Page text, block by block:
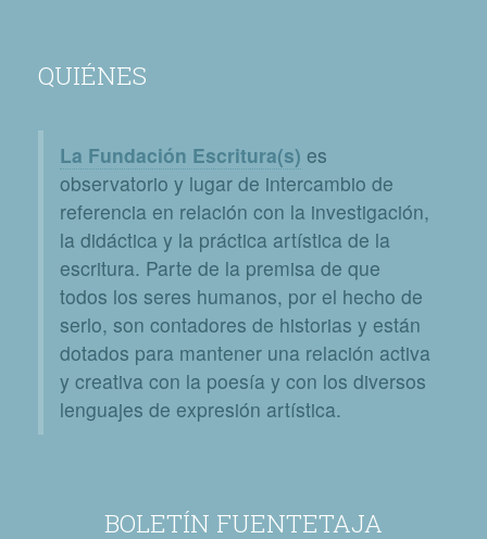
QUIÉNES
La Fundación Escritura(s) es
observatorio y lugar de intercambio de
referencia en relación con la investigación,
la didáctica y la práctica artística de la
escritura. Parte de la premisa de que
todos los seres humanos, por el hecho de
serlo, son contadores de historias y están
dotados para mantener una relación activa
y creativa con la poesía y con los diversos
lenguajes de expresión artística.
BOLETÍN FUENTETAJA